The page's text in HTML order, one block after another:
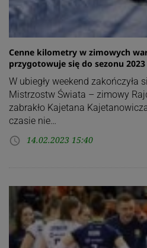
Cenne kilometry w zimowych
przygotowuje się do sezonu 2023
W ubiegły weekend zakończyła
Mistrzostw Świata – zimowy
zabrakło Kajetana
czasie nie…
access_time 14.02.2023 15:40